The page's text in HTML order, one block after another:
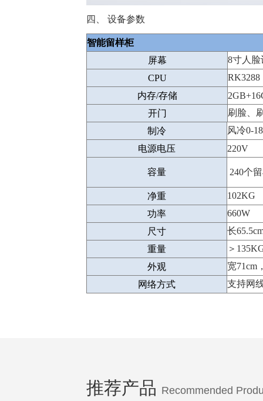
四、 设备参数
智能留样柜
屏幕
8寸人
CPU
RK3288
内存/存储
开门
刷脸、
制冷
风冷0-
电源电压
220V
容量 240个
净重
102KG
功率
660W
尺寸
长
重量
＞
外观
宽71cm
网络方式
支持网
推荐产品 Recommended